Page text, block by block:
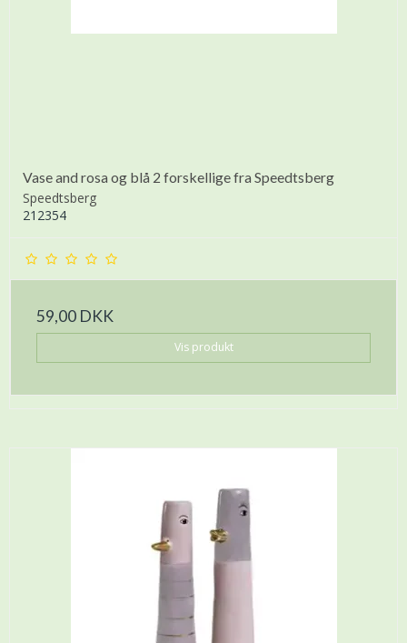
Vase and rosa og blå 2 forskellige fra Speedtsberg
Speedtsberg
212354
59,00 DKK
Vis produkt